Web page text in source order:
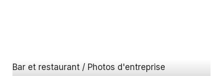
Bar et restaurant / Photos d'entreprise